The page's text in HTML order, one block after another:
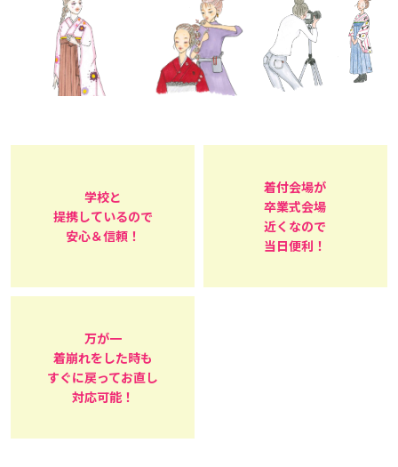
学校と
提携しているので
安心＆信頼！
着付会場が
卒業式会場
近くなので
当日便利！
万が一
着崩れをした時も
すぐに戻ってお直し
対応可能！